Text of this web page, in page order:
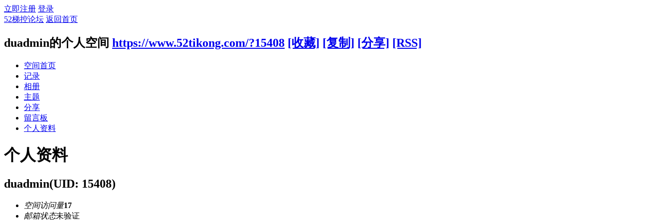
立即注册 登录
52梯控论坛 返回首页
duadmin的个人空间 https://www.52tikong.com/?15408 [收藏] [复制] [分享] [RSS]
空间首页
记录
相册
主题
分享
留言板
个人资料
个人资料
duadmin(UID: 15408)
空间访问量17
邮箱状态未验证